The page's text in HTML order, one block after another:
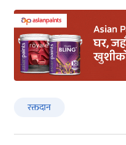
रक्तदान